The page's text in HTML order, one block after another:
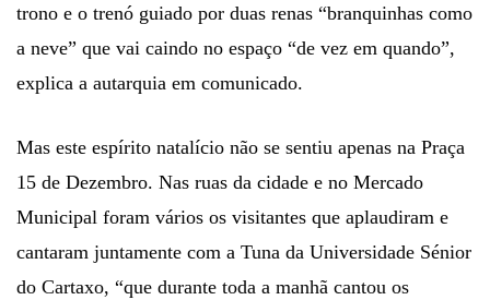
trono e o trenó guiado por duas renas “branquinhas como
a neve” que vai caindo no espaço “de vez em quando”,
explica a autarquia em comunicado.
Mas este espírito natalício não se sentiu apenas na Praça
15 de Dezembro. Nas ruas da cidade e no Mercado
Municipal foram vários os visitantes que aplaudiram e
cantaram juntamente com a Tuna da Universidade Sénior
do Cartaxo, “que durante toda a manhã cantou os